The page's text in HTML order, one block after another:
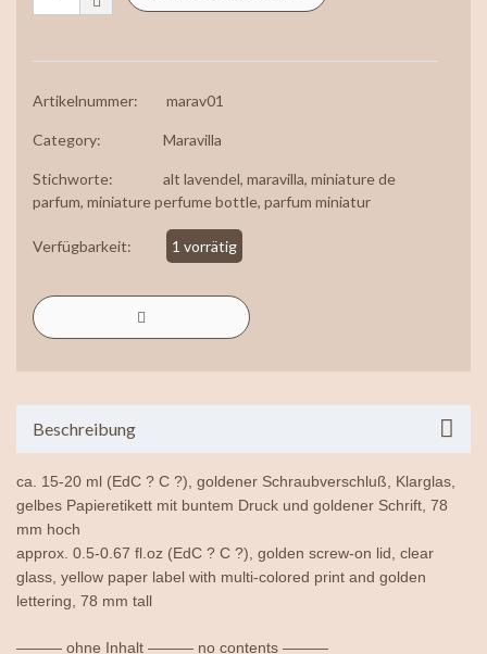
Artikelnummer: marav01
Category: Maravilla
Stichworte: alt lavendel, maravilla, miniature de
parfum, miniature perfume bottle, parfum miniatur
Verfügbarkeit: 1 vorrätig
Beschreibung
ca. 15-20 ml (EdC ? C ?), goldener Schraubverschluß, Klarglas,
gelbes Papieretikett mit buntem Druck und goldener Schrift, 78
mm hoch
approx. 0.5-0.67 fl.oz (EdC ? C ?), golden screw-on lid, clear
glass, yellow paper label with multi-colored print and golden
lettering, 78 mm tall
——— ohne Inhalt ——— no contents ———